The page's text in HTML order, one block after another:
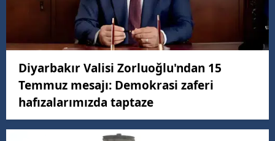
Diyarbakır Valisi Zorluoğlu'ndan 15
Temmuz mesajı: Demokrasi zaferi
hafızalarımızda taptaze